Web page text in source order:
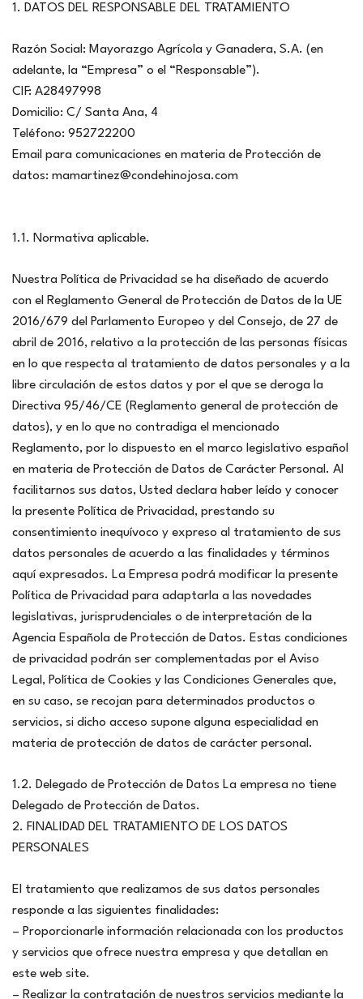
1. DATOS DEL RESPONSABLE DEL TRATAMIENTO
Razón Social: Mayorazgo Agrícola y Ganadera, S.A. (en
adelante, la “Empresa” o el “Responsable”).
CIF: A28497998
Domicilio: C/ Santa Ana, 4
Teléfono: 952722200
Email para comunicaciones en materia de Protección de
datos: mamartinez@condehinojosa.com
1.1. Normativa aplicable.
Nuestra Política de Privacidad se ha diseñado de acuerdo
con el Reglamento General de Protección de Datos de la UE
2016/679 del Parlamento Europeo y del Consejo, de 27 de
abril de 2016, relativo a la protección de las personas físicas
en lo que respecta al tratamiento de datos personales y a la
libre circulación de estos datos y por el que se deroga la
Directiva 95/46/CE (Reglamento general de protección de
datos), y en lo que no contradiga el mencionado
Reglamento, por lo dispuesto en el marco legislativo español
en materia de Protección de Datos de Carácter Personal. Al
facilitarnos sus datos, Usted declara haber leído y conocer
la presente Política de Privacidad, prestando su
consentimiento inequívoco y expreso al tratamiento de sus
datos personales de acuerdo a las finalidades y términos
aquí expresados. La Empresa podrá modificar la presente
Política de Privacidad para adaptarla a las novedades
legislativas, jurisprudenciales o de interpretación de la
Agencia Española de Protección de Datos. Estas condiciones
de privacidad podrán ser complementadas por el Aviso
Legal, Política de Cookies y las Condiciones Generales que,
en su caso, se recojan para determinados productos o
servicios, si dicho acceso supone alguna especialidad en
materia de protección de datos de carácter personal.
1.2. Delegado de Protección de Datos La empresa no tiene
Delegado de Protección de Datos.
2. FINALIDAD DEL TRATAMIENTO DE LOS DATOS
PERSONALES
El tratamiento que realizamos de sus datos personales
responde a las siguientes finalidades:
– Proporcionarle información relacionada con los productos
y servicios que ofrece nuestra empresa y que detallan en
este web site.
– Realizar la contratación de nuestros servicios mediante la